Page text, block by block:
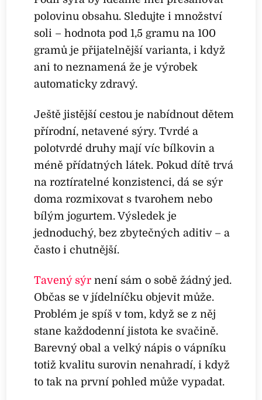
polovinu obsahu. Sledujte i množství
soli – hodnota pod 1,5 gramu na 100
gramů je přijatelnější varianta, i když
ani to neznamená že je výrobek
automaticky zdravý.
Ještě jistější cestou je nabídnout dětem
přírodní, netavené sýry. Tvrdé a
polotvrdé druhy mají víc bílkovin a
méně přídatných látek. Pokud dítě trvá
na roztíratelné konzistenci, dá se sýr
doma rozmixovat s tvarohem nebo
bílým jogurtem. Výsledek je
jednoduchý, bez zbytečných aditiv – a
často i chutnější.
Tavený sýr není sám o sobě žádný jed.
Občas se v jídelníčku objevit může.
Problém je spíš v tom, když se z něj
stane každodenní jistota ke svačině.
Barevný obal a velký nápis o vápníku
totiž kvalitu surovin nenahradí, i když
to tak na první pohled může vypadat.